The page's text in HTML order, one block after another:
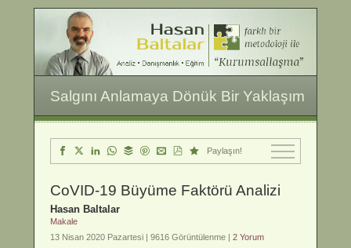
Salgını Anlamaya Dönük Bir Yaklaşım
Paylaşın!
CoVID-19 Büyüme Faktörü Analizi
Hasan Baltalar
Makale
13 Nisan 2020 Pazartesi | 9616 Görüntülenme | 2 Yorum